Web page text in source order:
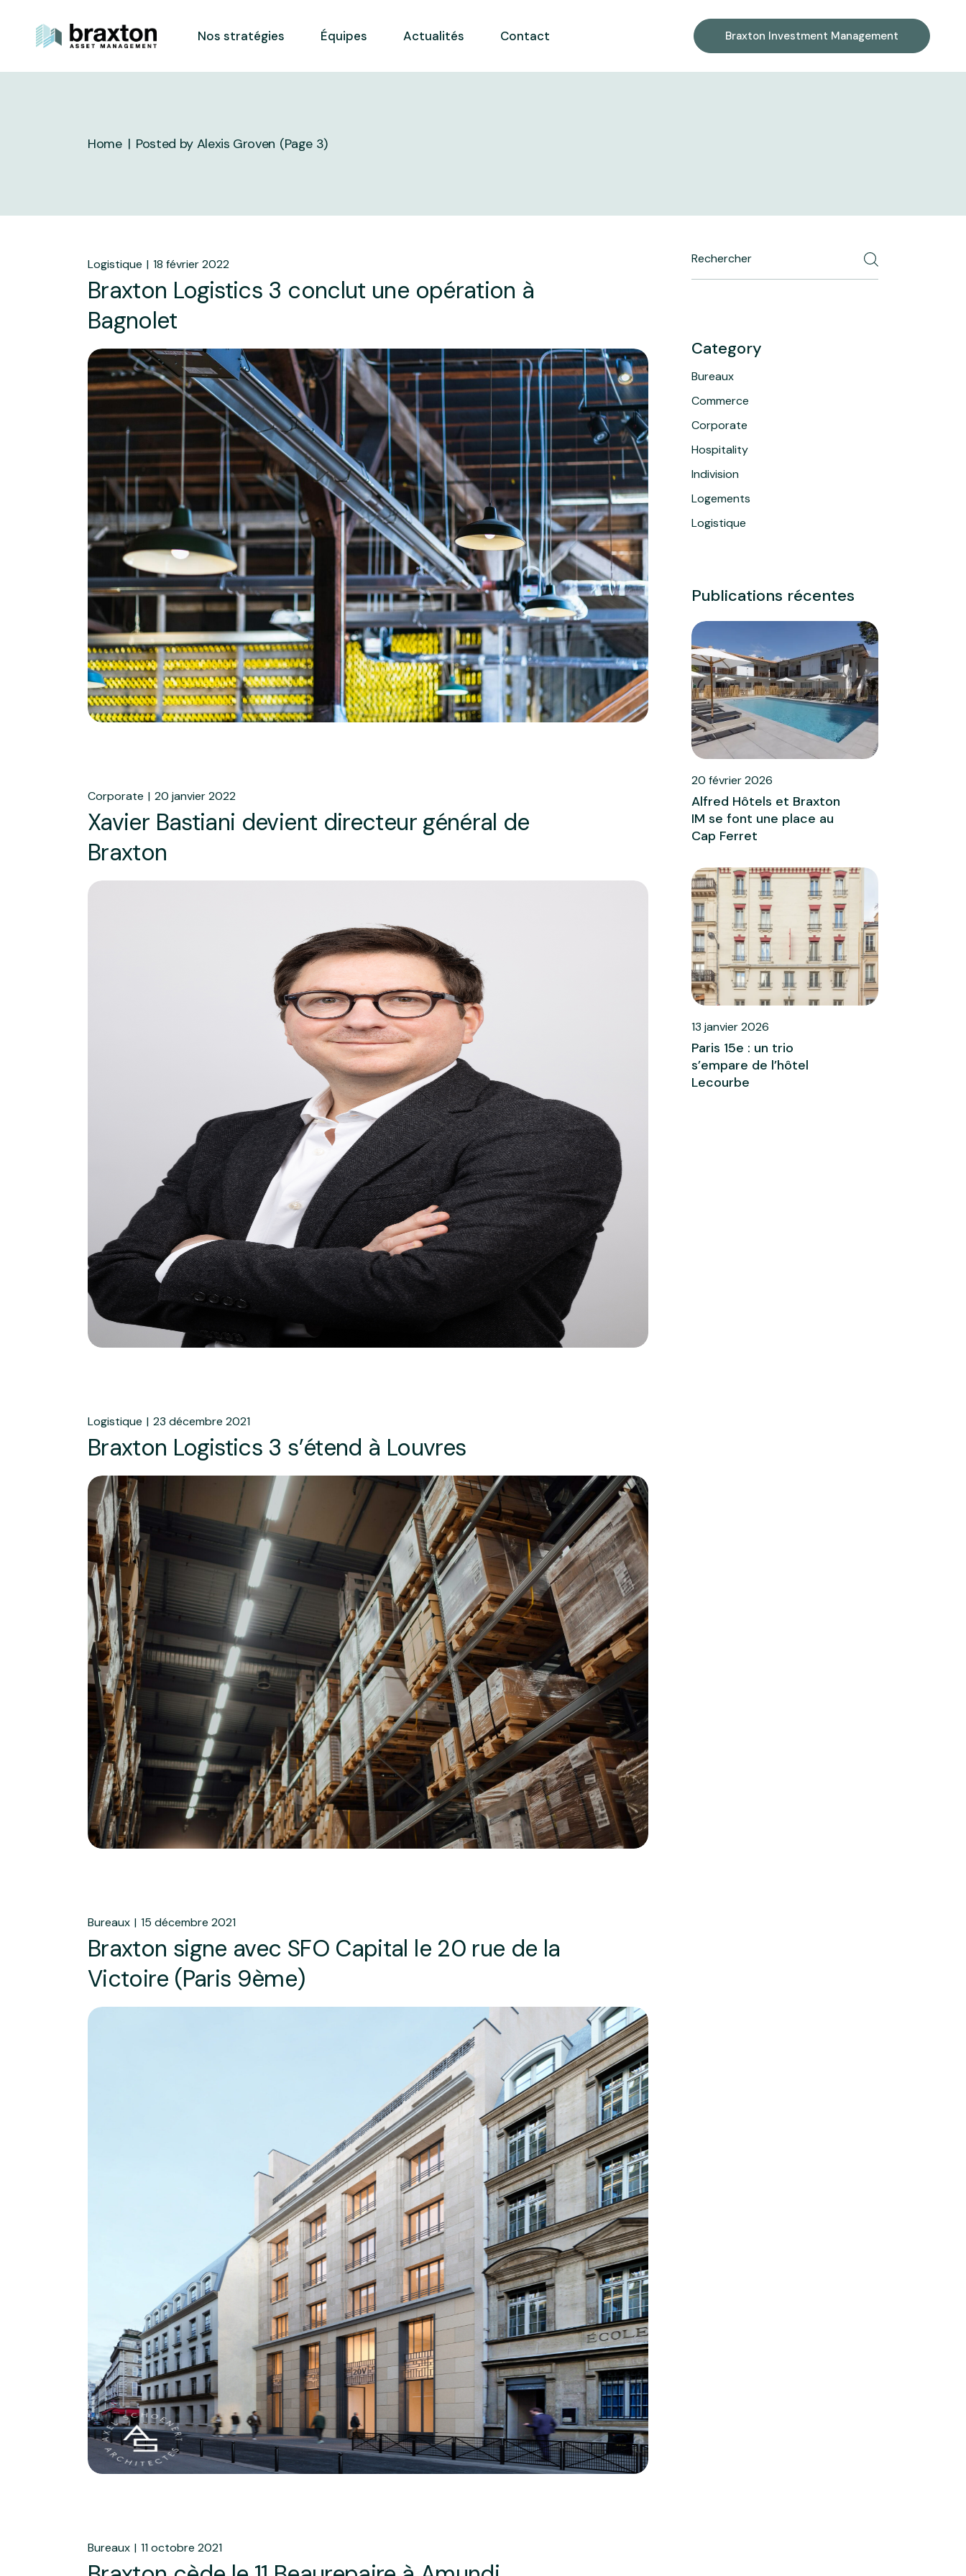
content Nos stratégies Équipes Actualités Contact Braxton Investment Management
Home Posted by Alexis Groven (Page 3)
Logistique 18 février 2022
Braxton Logistics 3 conclut une opération à
Bagnolet
Corporate 20 janvier 2022
Xavier Bastiani devient directeur général de
Braxton
Logistique 23 décembre 2021
Braxton Logistics 3 s’étend à Louvres
Bureaux 15 décembre 2021
Braxton signe avec SFO Capital le 20 rue de la
Victoire (Paris 9ème)
Bureaux 11 octobre 2021
Category
Bureaux
Commerce
Corporate
Hospitality
Indivision
Logements
Logistique
Publications récentes
20 février 2026
Alfred Hôtels et Braxton
IM se font une place au
Cap Ferret
13 janvier 2026
Paris 15e : un trio
s’empare de l’hôtel
Lecourbe